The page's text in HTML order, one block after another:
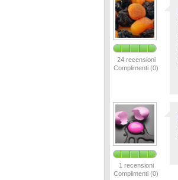
24 recensioni
Complimenti (0)
1 recensioni
Complimenti (0)